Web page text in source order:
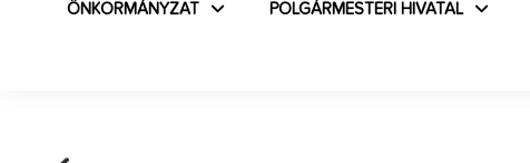
ÖNKORMÁNYZAT POLGÁRMESTERI HIVATAL